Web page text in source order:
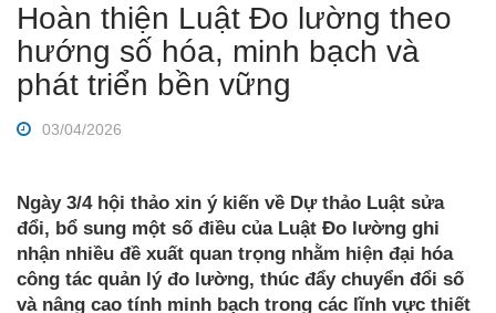
Hoàn thiện Luật Đo lường theo
hướng số hóa, minh bạch và
phát triển bền vững
03/04/2026
Ngày 3/4 hội thảo xin ý kiến về Dự thảo Luật sửa
đổi, bổ sung một số điều của Luật Đo lường ghi
nhận nhiều đề xuất quan trọng nhằm hiện đại hóa
công tác quản lý đo lường, thúc đẩy chuyển đổi số
và nâng cao tính minh bạch trong các lĩnh vực thiết